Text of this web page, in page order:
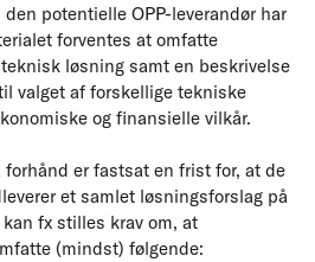
potentielle OPP-leverandør har
forventes at omfatte
løsning samt en beskrivelse
valget af forskellige tekniske
og finansielle vilkår.
er fastsat en frist for, at de
et samlet løsningsforslag på
fx stilles krav om, at
(mindst) følgende: